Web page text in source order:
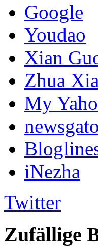
Google
Youdao
Xian
Zhua Xia
My
iNezha
Twitter
Zufällige